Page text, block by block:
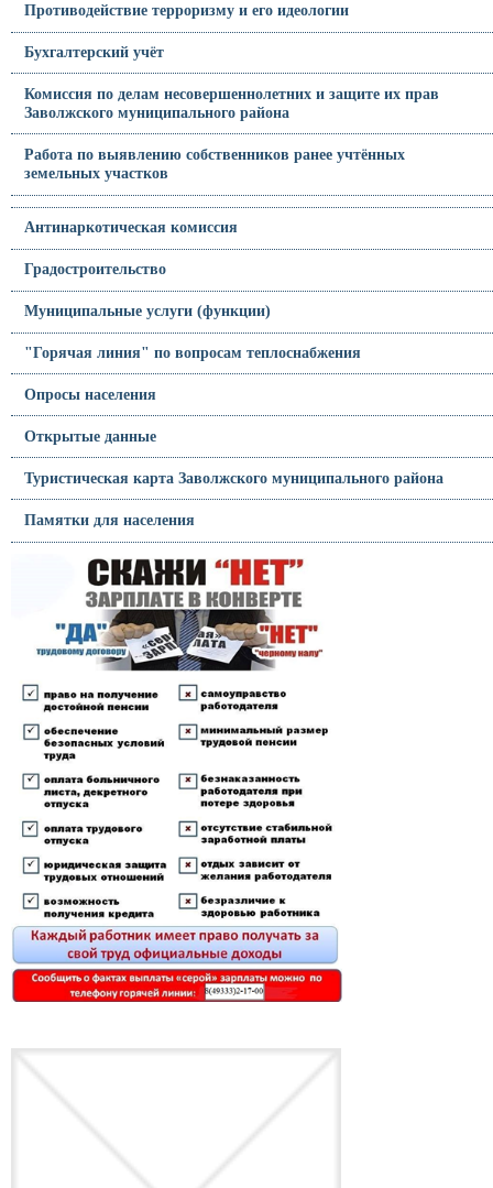
Противодействие терроризму и его идеологии
Бухгалтерский учёт
Комиссия по делам несовершеннолетних и защите их прав
Заволжского муниципального района
Работа по выявлению собственников ранее учтённых
земельных участков
Антинаркотическая комиссия
Градостроительство
Муниципальные услуги (функции)
"Горячая линия" по вопросам теплоснабжения
Опросы населения
Открытые данные
Туристическая карта Заволжского муниципального района
Памятки для населения